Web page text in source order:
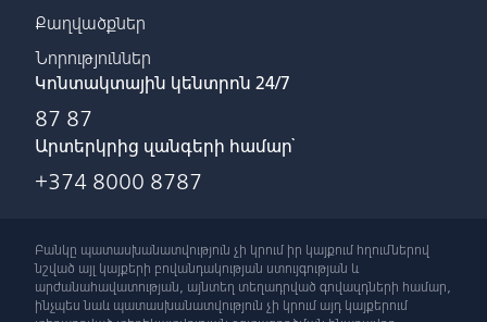
Քաղվածքներ
Նորություններ
Կոնտակտային կենտրոն 24/7
87 87
Արտերկրից զանգերի համար՝
+374 8000 8787
Բանկը պատասխանատվություն չի կրում իր կայքում հղումներով
նշված այլ կայքերի բովանդակության ստույգության և
արժանահավատության, այնտեղ տեղադրված գովազդների համար,
ինչպես նաև պատասխանատվություն չի կրում այդ կայքերում